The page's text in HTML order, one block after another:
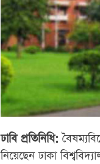
ঢাবি প্রতিনিধি:
নিয়েছেন ঢাকা